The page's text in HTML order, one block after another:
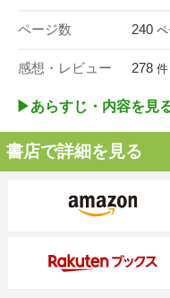
ページ数 240 ペ
感想・レビュー 278 件
▶︎あらすじ・内容を見
書店で詳細を見る